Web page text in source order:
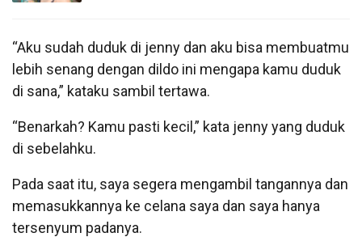
“Aku sudah duduk di jenny dan aku bisa membuatmu
lebih senang dengan dildo ini mengapa kamu duduk
di sana,” kataku sambil tertawa.
“Benarkah? Kamu pasti kecil,” kata jenny yang duduk
di sebelahku.
Pada saat itu, saya segera mengambil tangannya dan
memasukkannya ke celana saya dan saya hanya
tersenyum padanya.